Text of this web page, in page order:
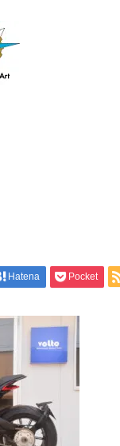
Hatena Pocket